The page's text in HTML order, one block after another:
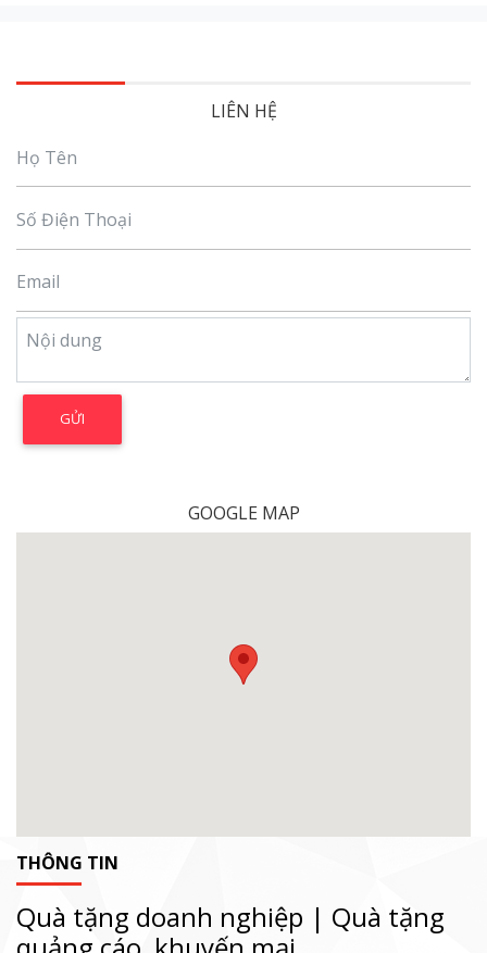
LIÊN HỆ
GOOGLE MAP
THÔNG TIN
Quà tặng doanh nghiệp | Quà tặng